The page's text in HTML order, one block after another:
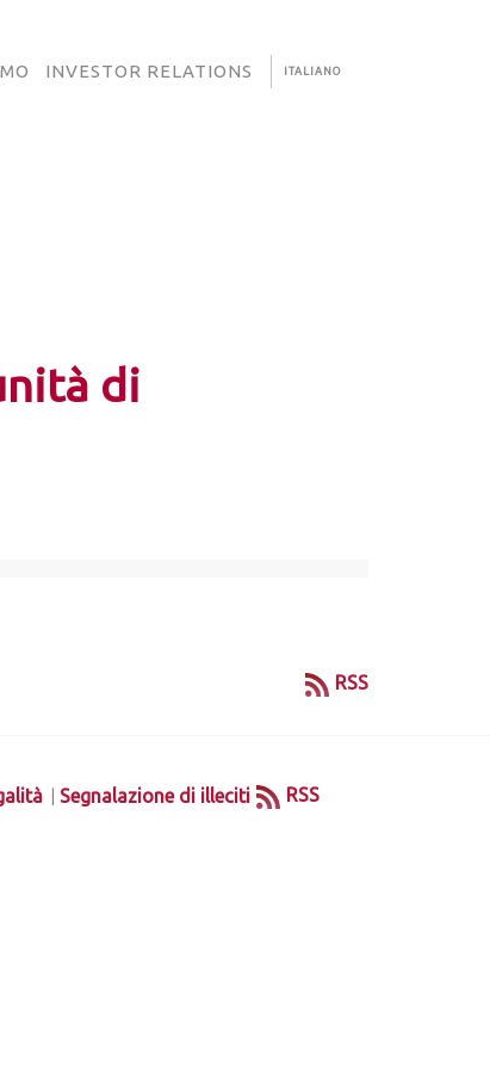
INVESTOR RELATIONS ITALIANO
di
RSS
| Segnalazione di illeciti RSS